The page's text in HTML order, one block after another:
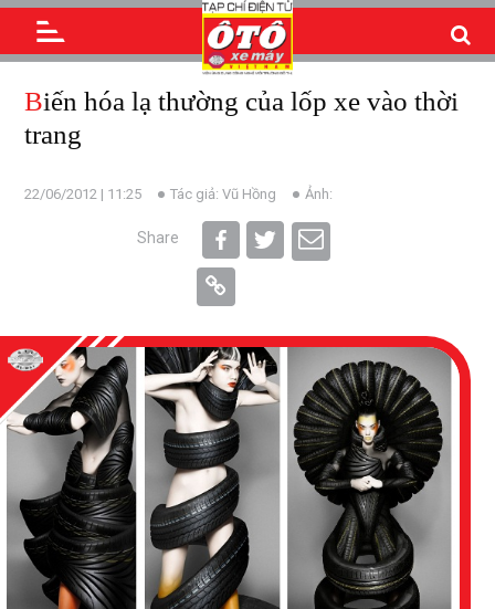
Biến hóa lạ thường của lốp xe vào thời
trang
22/06/2012 | 11:25 Tác giả: Vũ Hồng Ảnh:
Share